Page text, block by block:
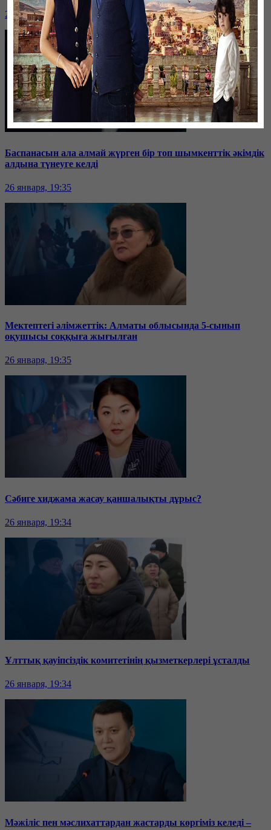
26 января, 19:36
Баспанасын ала алмай жүрген бір топ шымкенттік әкімдік
алдына түнеуге келді
26 января, 19:35
Мектептегі әлімжеттік: Алматы облысында 5-сынып
оқушысы соққыға жығылған
26 января, 19:35
Сәбиге хиджама жасау қаншалықты дұрыс?
26 января, 19:34
Ұлттық қауіпсіздік комитетінің қызметкерлері ұсталды
26 января, 19:34
Мәжіліс пен мәслихаттардан жастарды көргіміз келеді –